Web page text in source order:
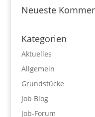
Neueste
Kategorien
Aktuelles
Allgemein
Grundstücke
Job Blog
Job-Forum